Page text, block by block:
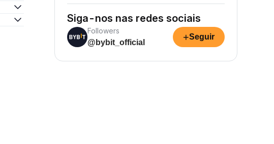
Siga-nos nas redes sociais
Followers
@bybit_official
+Seguir